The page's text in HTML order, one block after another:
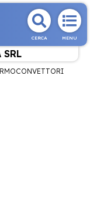
CERCA MENU
SRL